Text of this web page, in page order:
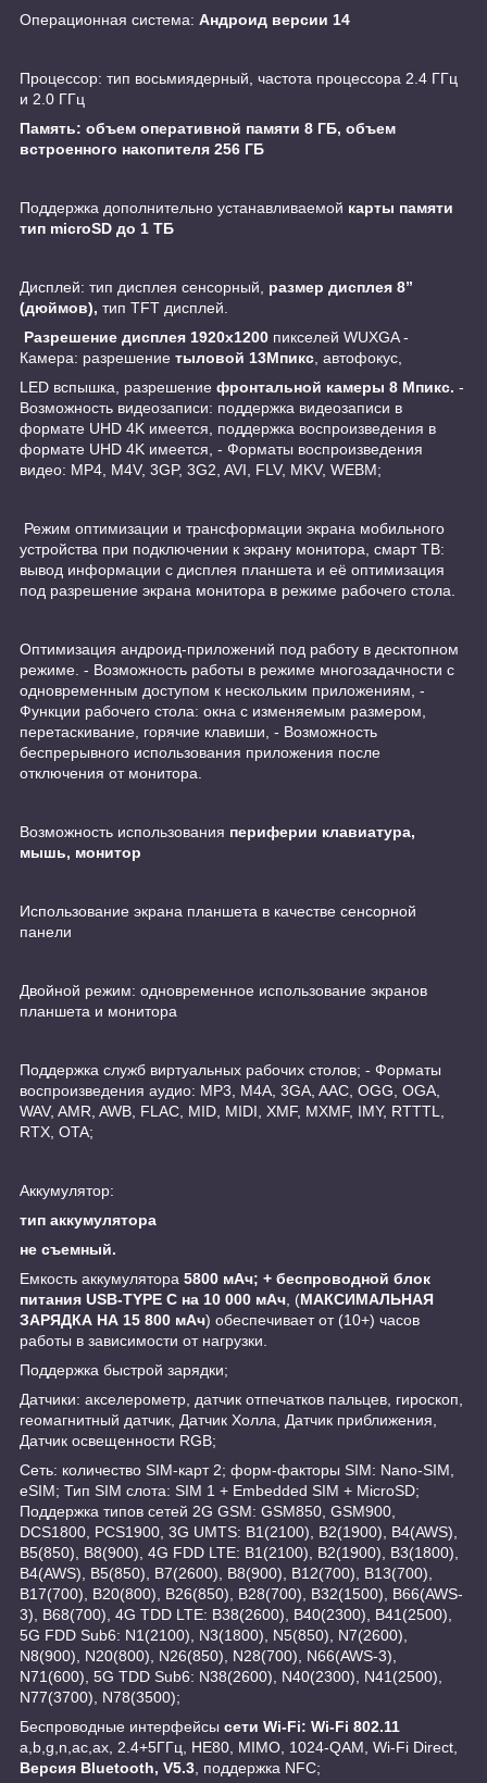
Операционная система: Андроид версии 14
Процессор: тип восьмиядерный, частота процессора 2.4 ГГц
и 2.0 ГГц
Память: объем оперативной памяти 8 ГБ, объем
встроенного накопителя 256 ГБ
Поддержка дополнительно устанавливаемой карты памяти
тип microSD до 1 ТБ
Дисплей: тип дисплея сенсорный, размер дисплея 8”
(дюймов), тип TFT дисплей.
Разрешение дисплея 1920х1200 пикселей WUXGA -
Камера: разрешение тыловой 13Мпикс , автофокус,
LED вспышка, разрешение фронтальной камеры 8 Мпикс. -
Возможность видеозаписи: поддержка видеозаписи в
формате UHD 4K имеется, поддержка воспроизведения в
формате UHD 4K имеется, - Форматы воспроизведения
видео: MP4, M4V, 3GP, 3G2, AVI, FLV, MKV, WEBM;
Режим оптимизации и трансформации экрана мобильного
устройства при подключении к экрану монитора, смарт ТВ:
вывод информации с дисплея планшета и её оптимизация
под разрешение экрана монитора в режиме рабочего стола.
Оптимизация андроид-приложений под работу в десктопном
режиме. - Возможность работы в режиме многозадачности с
одновременным доступом к нескольким приложениям, -
Функции рабочего стола: окна с изменяемым размером,
перетаскивание, горячие клавиши, - Возможность
беспрерывного использования приложения после
отключения от монитора.
Возможность использования периферии клавиатура,
мышь, монитор
Использование экрана планшета в качестве сенсорной
панели
Двойной режим: одновременное использование экранов
планшета и монитора
Поддержка служб виртуальных рабочих столов; - Форматы
воспроизведения аудио: MP3, M4A, 3GA, AAC, OGG, OGA,
WAV, AMR, AWB, FLAC, MID, MIDI, XMF, MXMF, IMY, RTTTL,
RTX, OTA;
Аккумулятор:
тип аккумулятора
не съемный.
Емкость аккумулятора 5800 мАч; + беспроводной блок
питания USB-TYPE C на 10 000 мАч , (МАКСИМАЛЬНАЯ
ЗАРЯДКА НА 15 800 мАч) обеспечивает от (10+) часов
работы в зависимости от нагрузки.
Поддержка быстрой зарядки;
Датчики: акселерометр, датчик отпечатков пальцев, гироскоп,
геомагнитный датчик, Датчик Холла, Датчик приближения,
Датчик освещенности RGB;
Сеть: количество SIM-карт 2; форм-факторы SIM: Nano-SIM,
eSIM; Тип SIM слота: SIM 1 + Embedded SIM + MicroSD;
Поддержка типов сетей 2G GSM: GSM850, GSM900,
DCS1800, PCS1900, 3G UMTS: B1(2100), B2(1900), B4(AWS),
B5(850), B8(900), 4G FDD LTE: B1(2100), B2(1900), B3(1800),
B4(AWS), B5(850), B7(2600), B8(900), B12(700), B13(700),
B17(700), B20(800), B26(850), B28(700), B32(1500), B66(AWS-
3), B68(700), 4G TDD LTE: B38(2600), B40(2300), B41(2500),
5G FDD Sub6: N1(2100), N3(1800), N5(850), N7(2600),
N8(900), N20(800), N26(850), N28(700), N66(AWS-3),
N71(600), 5G TDD Sub6: N38(2600), N40(2300), N41(2500),
N77(3700), N78(3500);
Беспроводные интерфейсы сети Wi-Fi: Wi-Fi 802.11
a,b,g,n,ac,ax, 2.4+5ГГц, HE80, MIMO, 1024-QAM, Wi-Fi Direct,
Версия Bluetooth, V5.3 , поддержка NFC;